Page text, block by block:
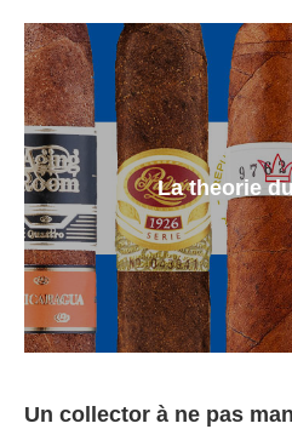
La theorie
Un collector à ne pas